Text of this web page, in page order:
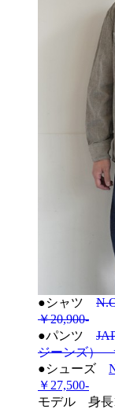
●シャツ
￥20,900-
●パンツ
ジーンズ）
●シューズ
￥27,500-
モデル 身長